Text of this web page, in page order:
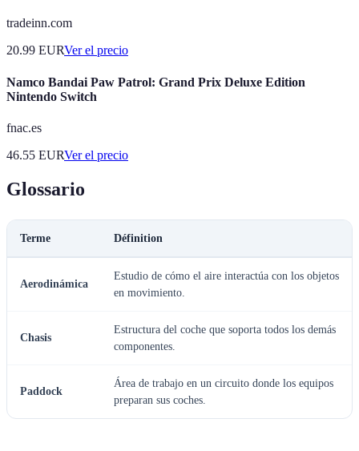
tradeinn.com
20.99 EURVer el precio
Namco Bandai Paw Patrol: Grand Prix Deluxe Edition
Nintendo Switch
fnac.es
46.55 EURVer el precio
Glossario
Terme Définition
Aerodinámica
Estudio de cómo el aire interactúa con los objetos
en movimiento.
Chasis
Estructura del coche que soporta todos los demás
componentes.
Paddock
Área de trabajo en un circuito donde los equipos
preparan sus coches.